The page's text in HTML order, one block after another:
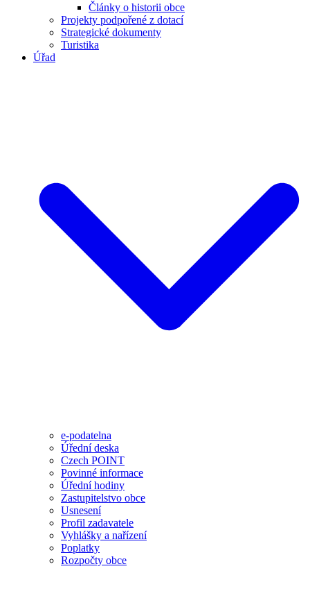
Články o historii obce
Projekty podpořené z dotací
Strategické dokumenty
Turistika
Úřad
e-podatelna
Úřední deska
Czech POINT
Povinné informace
Úřední hodiny
Zastupitelstvo obce
Usnesení
Profil zadavatele
Vyhlášky a nařízení
Poplatky
Rozpočty obce